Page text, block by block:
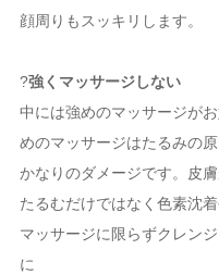
顔周りもスッキリします。
?強くマッサージしない
中には強めのマッサージが
めのマッサージはたるみの
かなりのダメージです。皮
たるむだけではなく色素沈
マッサージに限らずクレン
に